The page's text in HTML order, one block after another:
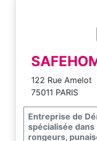
122 Rue Amelot
75011 PARIS
Entreprise de
spécialisée
rongeurs,